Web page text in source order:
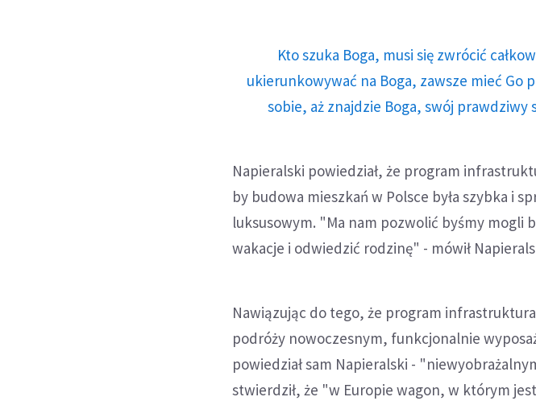
Kto szuka Boga, musi się zwrócić
ukierunkowywać na Boga, zawsze mieć Go
sobie, aż znajdzie Boga, swój prawdziwy
Napieralski powiedział, że program
by budowa mieszkań w Polsce była szybka i
luksusowym. "Ma nam pozwolić byśmy mogli
wakacje i odwiedzić rodzinę" - mówił
Nawiązując do tego, że program
podróży nowoczesnym, funkcjonalnie
powiedział sam Napieralski -
stwierdził, że "w Europie wagon, w którym